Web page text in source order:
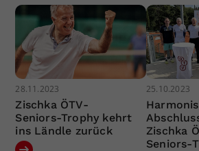
28.11.2023
Zischka ÖTV-
Seniors-Trophy kehrt
ins Ländle zurück
25.10.2023
Zischka
Seniors-